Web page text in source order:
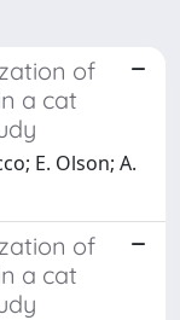
of
a cat
E. Olson; A.
of
a cat